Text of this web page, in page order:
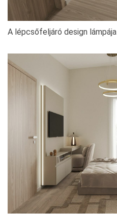
A lépcsőfeljáró design lámpája